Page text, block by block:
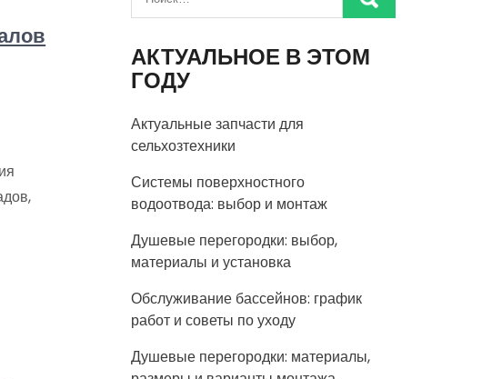
АКТУАЛЬНОЕ В ЭТОМ
ГОДУ
Актуальные запчасти для
сельхозтехники
Системы поверхностного
водоотвода: выбор и монтаж
Душевые перегородки: выбор,
материалы и установка
Обслуживание бассейнов: график
работ и советы по уходу
Душевые перегородки: материалы,